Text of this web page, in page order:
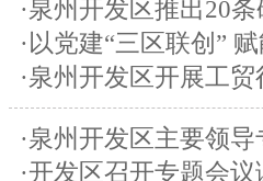
·泉州开发区推出20
·以党建“三区联创”
·泉州开发区开展工
·泉州开发区主要领
·开发区召开专题会